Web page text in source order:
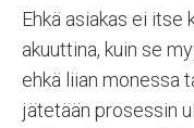
Ehkä asiakas ei
akuuttina, kuin se
ehkä liian monessa
jätetään prosessin